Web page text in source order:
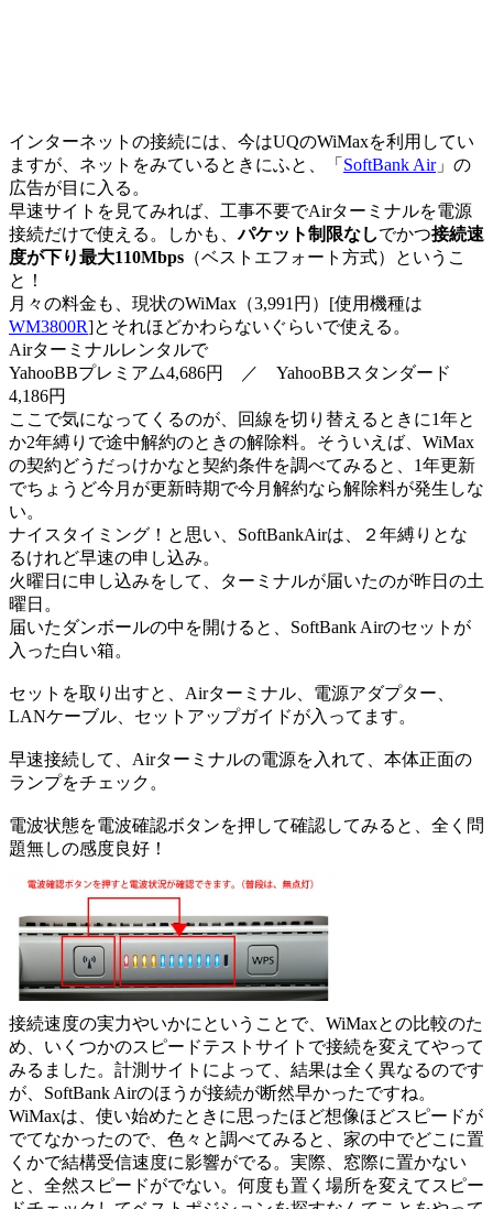
インターネットの接続には、今はUQのWiMaxを利用してい
ますが、ネットをみているときにふと、「 SoftBank Air」の
広告が目に入る。
早速サイトを見てみれば、工事不要でAirターミナルを電源
接続だけで使える。しかも、パケット制限なしでかつ接続速
度が下り最大110Mbps （ベストエフォート方式）というこ
と！
月々の料金も、現状のWiMax（3,991円）[使用機種は
WM3800R]とそれほどかわらないぐらいで使える。
Airターミナルレンタルで
YahooBBプレミアム4,686円 ／ YahooBBスタンダード
4,186円
ここで気になってくるのが、回線を切り替えるときに1年と
か2年縛りで途中解約のときの解除料。そういえば、WiMax
の契約どうだっけかなと契約条件を調べてみると、1年更新
でちょうど今月が更新時期で今月解約なら解除料が発生しな
い。
ナイスタイミング！と思い、SoftBankAirは、２年縛りとな
るけれど早速の申し込み。
火曜日に申し込みをして、ターミナルが届いたのが昨日の土
曜日。
届いたダンボールの中を開けると、SoftBank Airのセットが
入った白い箱。
セットを取り出すと、Airターミナル、電源アダプター、
LANケーブル、セットアップガイドが入ってます。
早速接続して、Airターミナルの電源を入れて、本体正面の
ランプをチェック。
電波状態を電波確認ボタンを押して確認してみると、全く問
題無しの感度良好！
接続速度の実力やいかにということで、WiMaxとの比較のた
め、いくつかのスピードテストサイトで接続を変えてやって
みるました。計測サイトによって、結果は全く異なるのです
が、SoftBank Airのほうが接続が断然早かったですね。
WiMaxは、使い始めたときに思ったほど想像ほどスピードが
でてなかったので、色々と調べてみると、家の中でどこに置
くかで結構受信速度に影響がでる。実際、窓際に置かない
と、全然スピードがでない。何度も置く場所を変えてスピー